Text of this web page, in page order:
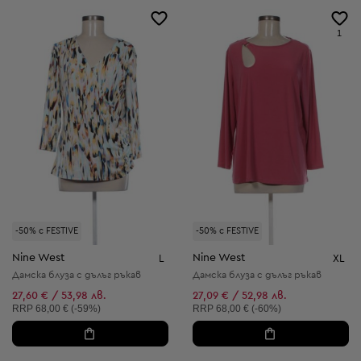
-50% с FESTIVE
Nine West L
Дамска блуза с дълъг ръкав
27,60 € / 53,98 лв.
Препоръчителна цена:
RRP 68,00 € (-59%)
-50% с FESTIVE
1
Nine West XL
Дамска блуза с дълъг ръкав
27,09 € / 52,98 лв.
Препоръчителна цена:
RRP 68,00 € (-60%)